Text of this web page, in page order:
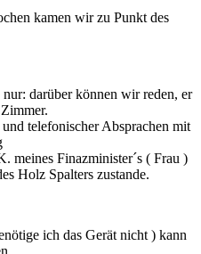
kamen wir zu Punkt des
darüber können wir reden, er
telefonischer Absprachen mit
meines Finazminister´s ( Frau )
Holz Spalters zustande.
ich das Gerät nicht ) kann